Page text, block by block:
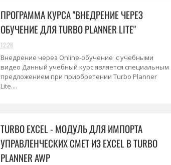
ПРОГРАММА КУРСА "ВНЕДРЕНИЕ ЧЕРЕЗ
ОБУЧЕНИЕ ДЛЯ TURBO PLANNER LITE"
12:28
Внедрение через Online-обучение с учебными
видео Данный учебный курс является специальным
предложением при приобретении Turbo Planner
Lite....
TURBO EXCEL - МОДУЛЬ ДЛЯ ИМПОРТА
УПРАВЛЕНЧЕСКИХ СМЕТ ИЗ EXCEL В TURBO
PLANNER AWP